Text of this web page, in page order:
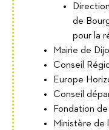
de
pour la
Mairie de
Conseil
Europe
Conseil
Fondation
Ministère de